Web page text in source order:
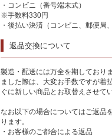
・コンビニ（番号端末式）
※手数料330円
・後払い決済（コンビニ、郵便
返品交換について
製造・配送には万全を期しており
ました際は、大変お手数ですが着
ぐに新しい商品とお取替えさせて
なお以下の場合についてはご返品
ります。
・お客様のご都合による返品